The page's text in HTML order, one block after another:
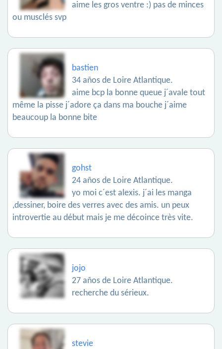
aime les gros ventre :) pas de minces
ou musclés svp
bastien
34 años de Loire Atlantique.
aime bcp la bonne queue j´avale tout
même la pisse j´adore ça dans ma bouche j´aime
beaucoup la bonne bite
gohst
24 años de Loire Atlantique.
yo moi c´est alexis. j´ai les manga
,dessiner, boire des verres avec des amis. un peux
introvertie au début mais je me décoince très vite.
jojo
27 años de Loire Atlantique.
recherche du sérieux.
stevie